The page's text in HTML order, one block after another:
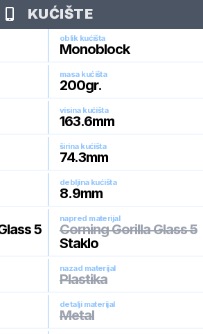
KUĆIŠTE
oblik kućišta
Monoblock
masa kućišta
200gr.
visina kućišta
163.6mm
širina kućišta
74.3mm
debljina kućišta
8.9mm
5
napred materijal
Corning Gorilla Glass 5
Staklo
nazad materijal
Plastika
detalji materijal
Metal